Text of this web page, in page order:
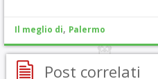
Il meglio di, Palermo
Post correlati